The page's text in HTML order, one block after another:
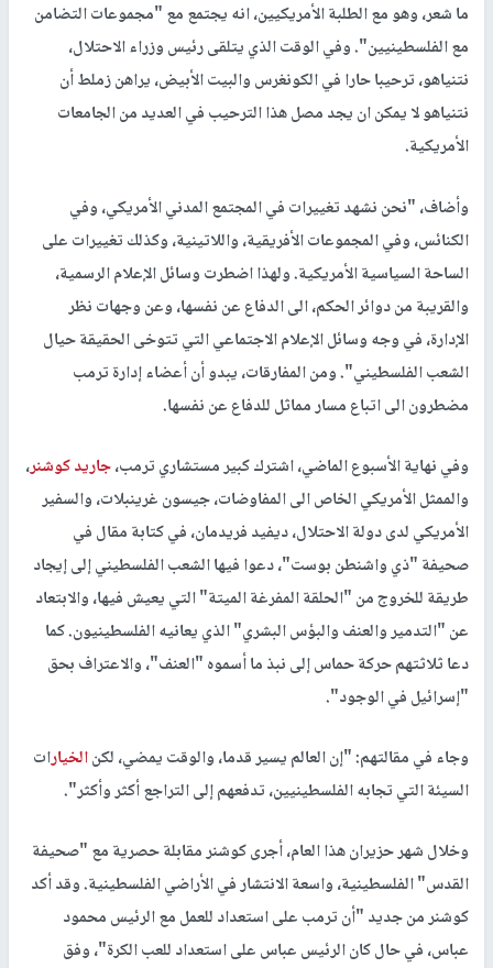
ما شعر، وهو مع الطلبة الأمريكيين، انه يجتمع مع "مجموعات التضامن
مع الفلسطينيين". وفي الوقت الذي يتلقى رئيس وزراء الاحتلال،
نتنياهو، ترحيبا حارا في الكونغرس والبيت الأبيض، يراهن زملط أن
نتنياهو لا يمكن ان يجد مصل هذا الترحيب في العديد من الجامعات
الأمريكية.
وأضاف، "نحن نشهد تغييرات في المجتمع المدني الأمريكي، وفي
الكنائس، وفي المجموعات الأفريقية، واللاتينية، وكذلك تغييرات على
الساحة السياسية الأمريكية. ولهذا اضطرت وسائل الإعلام الرسمية،
والقريبة من دوائر الحكم، الى الدفاع عن نفسها، وعن وجهات نظر
الإدارة، في وجه وسائل الإعلام الاجتماعي التي تتوخى الحقيقة حيال
الشعب الفلسطيني". ومن المفارقات، يبدو أن أعضاء إدارة ترمب
مضطرون الى اتباع مسار مماثل للدفاع عن نفسها.
وفي نهاية الأسبوع الماضي، اشترك كبير مستشاري ترمب،جاريد كوشنر،
والممثل الأمريكي الخاص الى المفاوضات، جيسون غرينبلات، والسفير
الأمريكي لدى دولة الاحتلال، ديفيد فريدمان، في كتابة مقال في
صحيفة "ذي واشنطن بوست"، دعوا فيها الشعب الفلسطيني إلى إيجاد
طريقة للخروج من "الحلقة المفرغة الميتة" التي يعيش فيها، والابتعاد
عن "التدمير والعنف والبؤس البشري" الذي يعانيه الفلسطينيون. كما
دعا ثلاثتهم حركة حماس إلى نبذ ما أسموه "العنف"، والاعتراف بحق
"إسرائيل في الوجود".
وجاء في مقالتهم: "إن العالم يسير قدما، والوقت يمضي، لكنالخيارات
السيئة التي تجابه الفلسطينيين، تدفعهم إلى التراجع أكثر وأكثر".
وخلال شهر حزيران هذا العام، أجرى كوشنر مقابلة حصرية مع "صحيفة
القدس" الفلسطينية، واسعة الانتشار في الأراضي الفلسطينية. وقد أكد
كوشنر من جديد "أن ترمب على استعداد للعمل مع الرئيس محمود
عباس، في حال كان الرئيس عباس على استعداد للعب الكرة"، وفق